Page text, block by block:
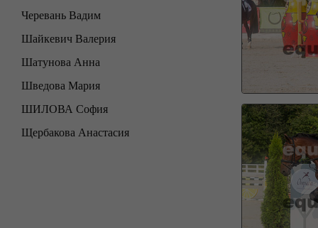
Черевань Вадим
Шайкевич Валерия
Шатунова Анна
Шведова Мария
ШИЛОВА София
Щербакова Анастасия